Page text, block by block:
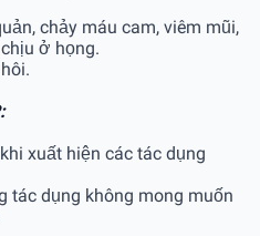
chảy máu cam, viêm mũi,
ở họng.
xuất hiện các tác dụng
tác dụng không mong muốn